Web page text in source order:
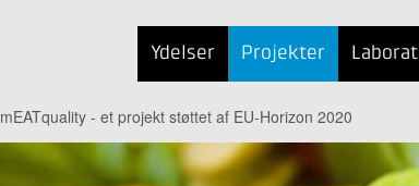
Ydelser Projekter
mEATquality - et projekt støttet af EU-Horizon 2020